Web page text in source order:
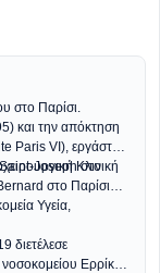
στο Παρίσι.
και την απόκτηση
Paris VI), εργάστηκε
Saint-Joseph στο
Κλινική
στο Παρίσι
Υγεία,
διετέλεσε
νοσοκομείου Ερρίκος